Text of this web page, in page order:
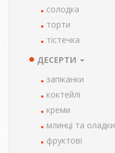
солодка
торти
тістечка
ДЕСЕРТИ
запіканки
коктейлі
креми
млинці та оладки
фруктові